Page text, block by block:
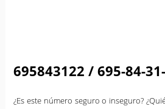
695843122 / 695-84-
¿Es este número seguro o inseguro?